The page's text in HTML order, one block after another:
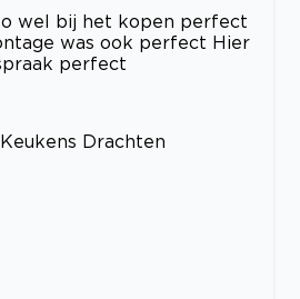
wel bij het kopen perfect
was ook perfect Hier
perfect
Drachten